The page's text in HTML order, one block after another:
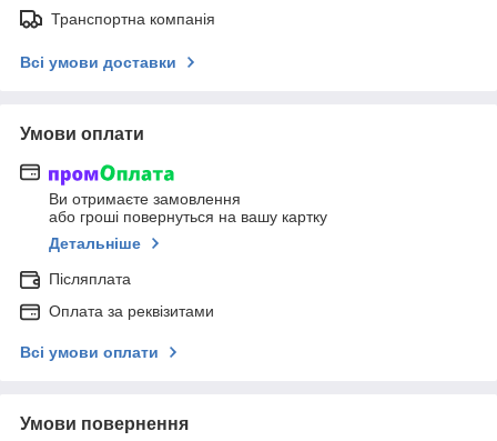
Транспортна компанія
Всі умови доставки
Умови оплати
Ви отримаєте замовлення
або гроші повернуться на вашу картку
Детальніше
Післяплата
Оплата за реквізитами
Всі умови оплати
Умови повернення